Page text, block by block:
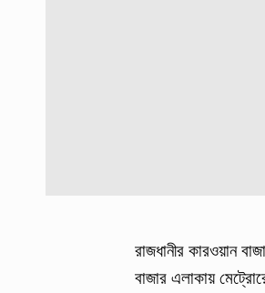
রাজধানীর কারওয়ান
বাজার এলাকায়